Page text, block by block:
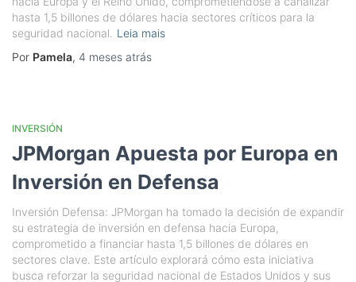
hasta 1,5 billones de dólares hacia sectores críticos para la
seguridad nacional.
Leia mais
Por Pamela, 4 meses atrás
INVERSIÓN
JPMorgan Apuesta por Europa en
Inversión en Defensa
Inversión Defensa: JPMorgan ha tomado la decisión de expandir
su estrategia de inversión en defensa hacia Europa,
comprometido a financiar hasta 1,5 billones de dólares en
sectores clave. Este artículo explorará cómo esta iniciativa
busca reforzar la seguridad nacional de Estados Unidos y sus